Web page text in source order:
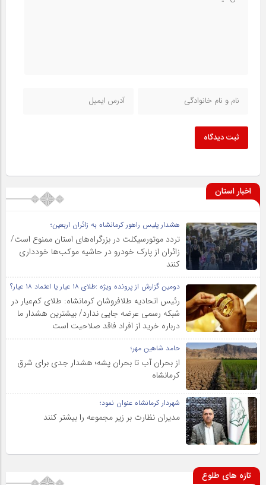
ثبت دیدگاه
اخبار استان
هشدار پلیس راهور کرمانشاه به زائران اربعین؛
تردد موتورسیکلت در بزرگراه‌های استان ممنوع است/
زائران از پارک خودرو در حاشیه موکب‌ها خودداری
کنند
دومین گزارش از پرونده ویژه :طلای ۱۸ عیار یا اعتماد ۱۸ عیار؟
رئیس اتحادیه طلافروشان کرمانشاه: طلای کم‌عیار در
شبکه رسمی عرضه جایی ندارد/ بیشترین هشدار ما
درباره خرید از افراد فاقد صلاحیت است
حامد شاهین مهر؛
از بحران آب تا بحران پشه؛ هشدار جدی برای شرق
کرمانشاه
شهردار کرمانشاه عنوان نمود؛
مدیران نظارت بر زیر مجموعه را بیشتر کنند
تازه های طلوع